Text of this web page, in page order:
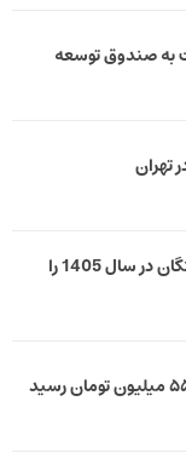
زمان دقیق واریز معوقات بازنشستگان در سال 1405 را